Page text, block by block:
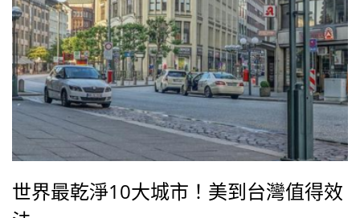
世界最乾淨10大城市！美到台灣值得效